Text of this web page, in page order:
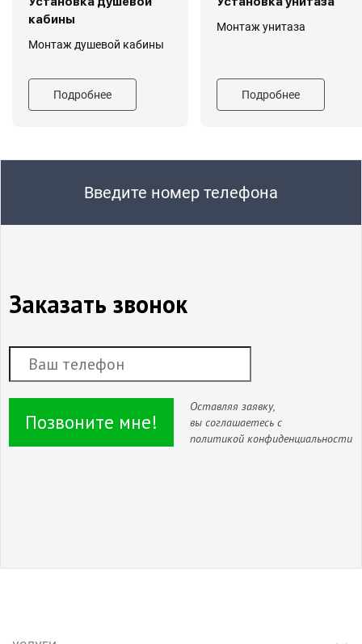
кабины
Монтаж душевой кабины
Подробнее
Монтаж унитаза
Подробнее
Введите номер телефона
Заказать звонок
Позвоните мне!
Оставляя заявку,
вы соглашаетесь с
политикой конфиденциальности